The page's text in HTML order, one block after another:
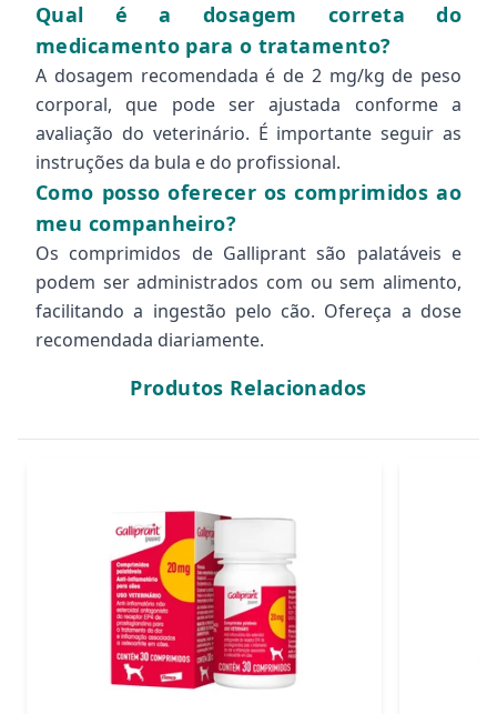
Qual é a dosagem correta do
medicamento para o tratamento?
A dosagem recomendada é de 2 mg/kg de peso
corporal, que pode ser ajustada conforme a
avaliação do veterinário. É importante seguir as
instruções da bula e do profissional.
Como posso oferecer os comprimidos ao
meu companheiro?
Os comprimidos de Galliprant são palatáveis e
podem ser administrados com ou sem alimento,
facilitando a ingestão pelo cão. Ofereça a dose
recomendada diariamente.
Produtos Relacionados